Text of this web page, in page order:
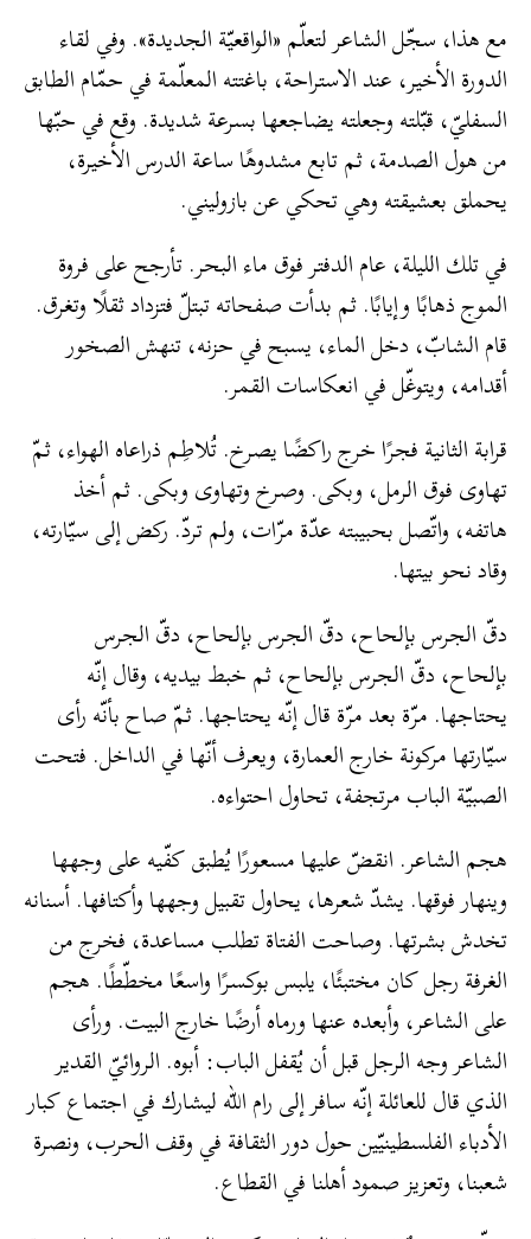
مع هذا، سجّل الشاعر لتعلّم «الواقعيّة الجديدة». وفي لقاء
الدورة الأخير، عند الاستراحة، باغتته المعلّمة في حمّام الطابق
السفليّ، قبّلته وجعلته يضاجعها بسرعة شديدة. وقع في حبّها
من هول الصدمة، ثم تابع مشدوهًا ساعة الدرس الأخيرة،
يحملق بعشيقته وهي تحكي عن بازوليني.
في تلك الليلة، عام الدفتر فوق ماء البحر. تأرجح على فروة
الموج ذهابًا وإيابًا. ثم بدأت صفحاته تبتلّ فتزداد ثقلًا وتغرق.
قام الشابّ، دخل الماء، يسبح في حزنه، تنهش الصخور
أقدامه، ويتوغّل في انعكاسات القمر.
قرابة الثانية فجرًا خرج راكضًا يصرخ. تُلاطِم ذراعاه الهواء، ثمّ
تهاوى فوق الرمل، وبكى. وصرخ وتهاوى وبكى. ثم أخذ
هاتفه، واتّصل بحبيبته عدّة مرّات، ولم تردّ. ركض إلى سيّارته،
وقاد نحو بيتها.
دقّ الجرس بإلحاح، دقّ الجرس بإلحاح، دقّ الجرس
بإلحاح، دقّ الجرس بإلحاح، ثم خبط بيديه، وقال إنّه
يحتاجها. مرّة بعد مرّة قال إنّه يحتاجها. ثمّ صاح بأنّه رأى
سيّارتها مركونة خارج العمارة، ويعرف أنّها في الداخل. فتحت
الصبيّة الباب مرتجفة، تحاول احتواءه.
هجم الشاعر. انقضّ عليها مسعورًا يُطبق كفّيه على وجهها
وينهار فوقها. يشدّ شعرها، يحاول تقبيل وجهها وأكتافها. أسنانه
تخدش بشرتها. وصاحت الفتاة تطلب مساعدة، فخرج من
الغرفة رجل كان مختبئًا، يلبس بوكسرًا واسعًا مخطّطًا. هجم
على الشاعر، وأبعده عنها ورماه أرضًا خارج البيت. ورأى
الشاعر وجه الرجل قبل أن يُقفل الباب: أبوه. الروائيّ القدير
الذي قال للعائلة إنّه سافر إلى رام الله ليشارك في اجتماع كبار
الأدباء الفلسطينيّين حول دور الثقافة في وقف الحرب، ونصرة
شعبنا، وتعزيز صمود أهلنا في القطاع.